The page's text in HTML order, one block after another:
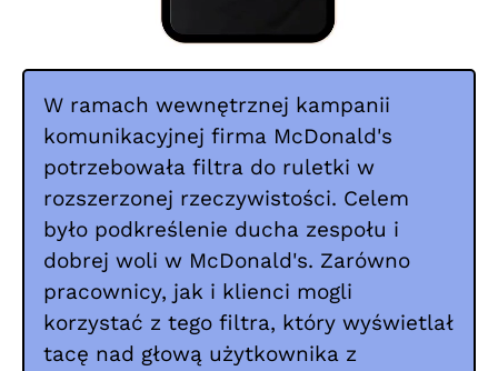
W ramach wewnętrznej kampanii
komunikacyjnej firma McDonald's
potrzebowała filtra do ruletki w
rozszerzonej rzeczywistości. Celem
było podkreślenie ducha zespołu i
dobrej woli w McDonald's. Zarówno
pracownicy, jak i klienci mogli
korzystać z tego filtra, który wyświetlał
tacę nad głową użytkownika z